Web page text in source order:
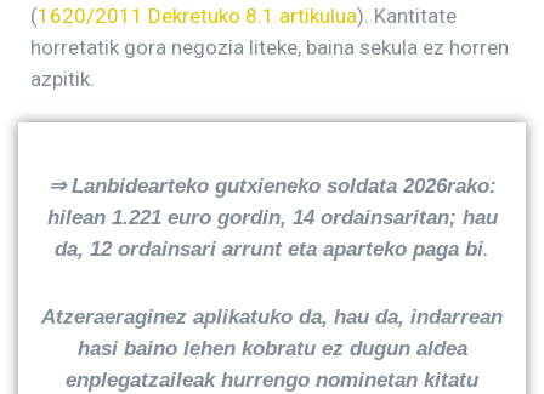
(1620/2011 Dekretuko 8.1 artikulua). Kantitate
horretatik gora negozia liteke, baina sekula ez horren
azpitik.
⇒Lanbidearteko gutxieneko soldata 2026rako:
hilean 1.221 euro gordin, 14 ordainsaritan; hau
da, 12 ordainsari arrunt eta aparteko paga bi.
Atzeraeraginez aplikatuko da, hau da, indarrean
hasi baino lehen kobratu ez dugun aldea
enplegatzaileak hurrengo nominetan kitatu